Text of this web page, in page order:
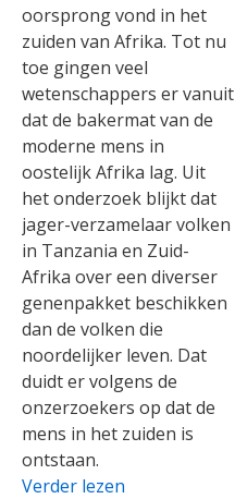
oorsprong vond in het
zuiden van Afrika. Tot nu
toe gingen veel
wetenschappers er vanuit
dat de bakermat van de
moderne mens in
oostelijk Afrika lag. Uit
het onderzoek blijkt dat
jager-verzamelaar volken
in Tanzania en Zuid-
Afrika over een diverser
genenpakket beschikken
dan de volken die
noordelijker leven. Dat
duidt er volgens de
onzerzoekers op dat de
mens in het zuiden is
ontstaan.
Verder lezen